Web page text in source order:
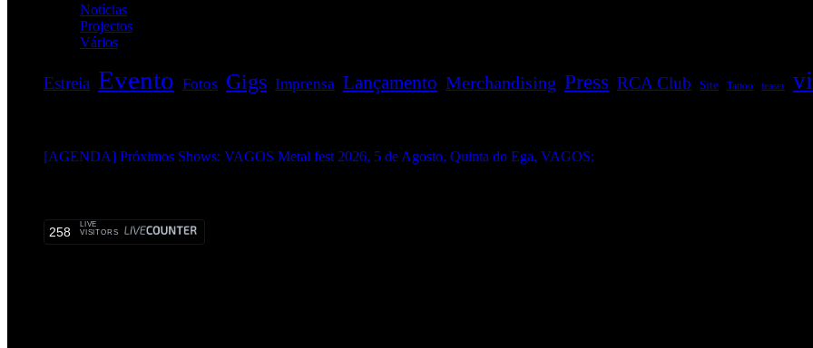
Notícias
Projectos
Vários
Estreia Evento Fotos Gigs Imprensa Lançamento Merchandising Press RCA Club Site Tattoo teaser
[AGENDA] Próximos Shows: VAGOS Metal fest 2026, 5 de Agosto, Quinta do Ega, VAGOS;
258
LIVE
VISITORS